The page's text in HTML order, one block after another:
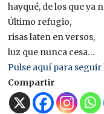
hayqué, de los que ya
Último refugio,
risas laten en versos,
luz que nunca cesa…
Pulse aquí para
Compartir